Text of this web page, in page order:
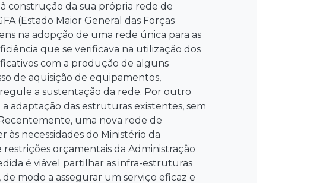
construção da sua própria rede de
(Estado Maior General das Forças
na adopção de uma rede única para as
que se verificava na utilização dos
com a produção de alguns
de aquisição de equipamentos,
a sustentação da rede. Por outro
adaptação das estruturas existentes, sem
uma nova rede de
necessidades do Ministério da
orçamentais da Administração
é viável partilhar as infra-estruturas
modo a assegurar um serviço eficaz e